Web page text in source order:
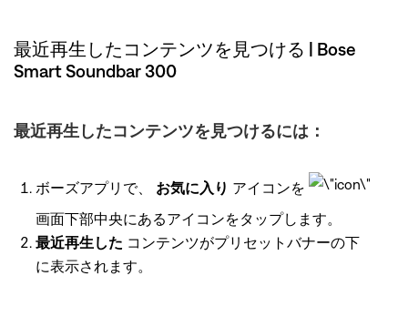
最近再生したコンテンツを見つける | Bose
Smart Soundbar 300
最近再生したコンテンツを見つけるには：
ボーズアプリで、 お気に入り アイコンを
画面下部中央にあるアイコンをタップします。
最近再生した コンテンツがプリセットバナーの下
に表示されます。